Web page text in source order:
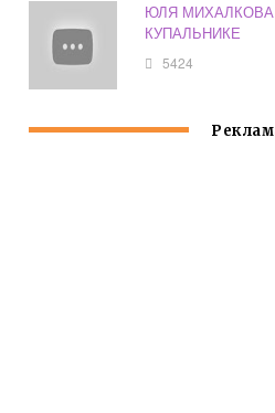
ЮЛЯ
КУПАЛЬНИКЕ
5424